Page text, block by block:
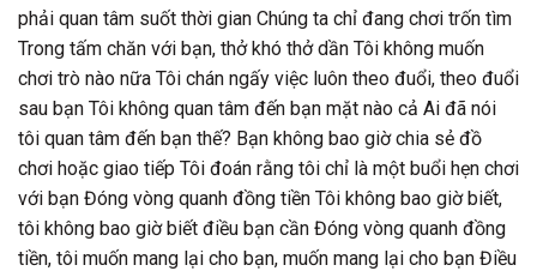
phải quan tâm suốt thời gian Chúng ta chỉ đang chơi trốn tìm
Trong tấm chăn với bạn, thở khó thở dần Tôi không muốn
chơi trò nào nữa Tôi chán ngấy việc luôn theo đuổi, theo đuổi
sau bạn Tôi không quan tâm đến bạn mặt nào cả Ai đã nói
tôi quan tâm đến bạn thế? Bạn không bao giờ chia sẻ đồ
chơi hoặc giao tiếp Tôi đoán rằng tôi chỉ là một buổi hẹn chơi
với bạn Đóng vòng quanh đồng tiền Tôi không bao giờ biết,
tôi không bao giờ biết điều bạn cần Đóng vòng quanh đồng
tiền, tôi muốn mang lại cho bạn, muốn mang lại cho bạn Điều